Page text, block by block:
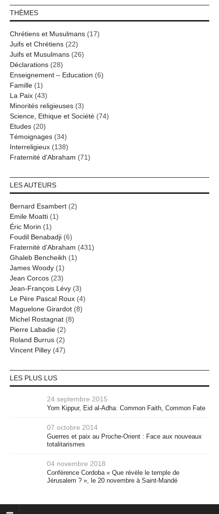
THÈMES
Chrétiens et Musulmans (17)
Juifs et Chrétiens (22)
Juifs et Musulmans (26)
Déclarations (28)
Enseignement – Education (6)
Famille (1)
La Paix (43)
Minorités religieuses (3)
Science, Ethique et Société (74)
Etudes (20)
Témoignages (34)
Interreligieux (138)
Fraternité d'Abraham (71)
LES AUTEURS
Bernard Esambert (2)
Emile Moatti (1)
Éric Morin (1)
Foudil Benabadji (6)
Fraternité d'Abraham (431)
Ghaleb Bencheikh (1)
James Woody (1)
Jean Corcos (23)
Jean-François Lévy (3)
Le Père Pascal Roux (4)
Maguelone Girardot (8)
Michel Rostagnat (8)
Pierre Labadie (2)
Roland Burrus (2)
Vincent Pilley (47)
LES PLUS LUS
24 septembre 2015
Yom Kippur, Eid al-Adha: Common Faith, Common Fate
07 octobre 2014
Guerres et paix au Proche-Orient : Face aux nouveaux
totalitarismes
04 novembre 2018
Conférence Cordoba « Que révèle le temple de
Jérusalem ? », le 20 novembre à Saint-Mandé